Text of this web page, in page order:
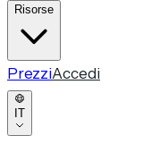
Risorse
PrezziAccedi
IT